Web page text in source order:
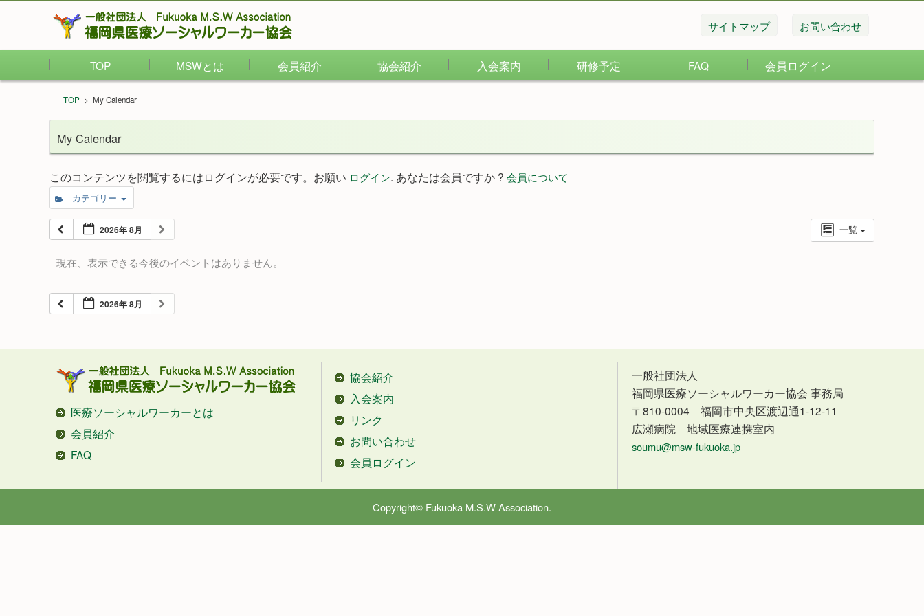
サイトマップ お問い合わせ
TOP MSWとは 会員紹介 協会紹介 入会案内 研修予定 FAQ 会員ログイン
TOP > My Calendar
My Calendar
このコンテンツを閲覧するにはログインが必要です。お願い ログイン. あなたは会員ですか ? 会員について
カテゴリー
一覧
2026年 8月
現在、表示できる今後のイベントはありません。
2026年 8月
医療ソーシャルワーカーとは
会員紹介
FAQ
協会紹介
入会案内
リンク
お問い合わせ
会員ログイン
一般社団法人
福岡県医療ソーシャルワーカー協会 事務局
〒810-0004 福岡市中央区渡辺通1-12-11
広瀬病院 地域医療連携室内
soumu@msw-fukuoka.jp
Copyright© Fukuoka M.S.W Association.